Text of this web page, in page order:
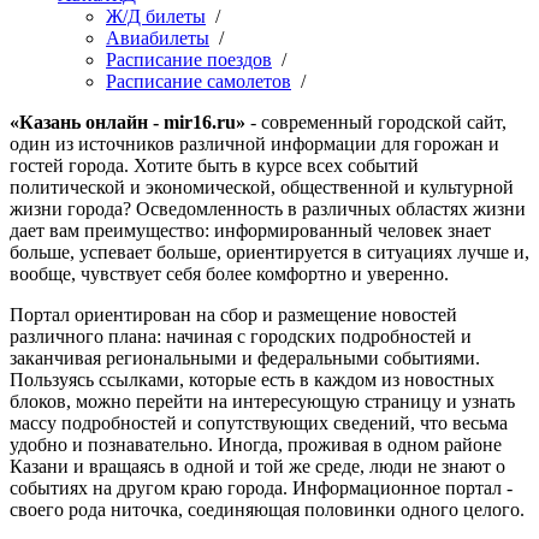
Ж/Д билеты /
Авиабилеты /
Расписание поездов /
Расписание самолетов /
«Казань онлайн - mir16.ru» - современный городской сайт,
один из источников различной информации для горожан и
гостей города. Хотите быть в курсе всех событий
политической и экономической, общественной и культурной
жизни города? Осведомленность в различных областях жизни
дает вам преимущество: информированный человек знает
больше, успевает больше, ориентируется в ситуациях лучше и,
вообще, чувствует себя более комфортно и уверенно.
Портал ориентирован на сбор и размещение новостей
различного плана: начиная с городских подробностей и
заканчивая региональными и федеральными событиями.
Пользуясь ссылками, которые есть в каждом из новостных
блоков, можно перейти на интересующую страницу и узнать
массу подробностей и сопутствующих сведений, что весьма
удобно и познавательно. Иногда, проживая в одном районе
Казани и вращаясь в одной и той же среде, люди не знают о
событиях на другом краю города. Информационное портал -
своего рода ниточка, соединяющая половинки одного целого.